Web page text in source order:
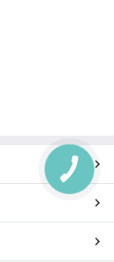
КНОПКА
ЗВ'ЯЗКУ